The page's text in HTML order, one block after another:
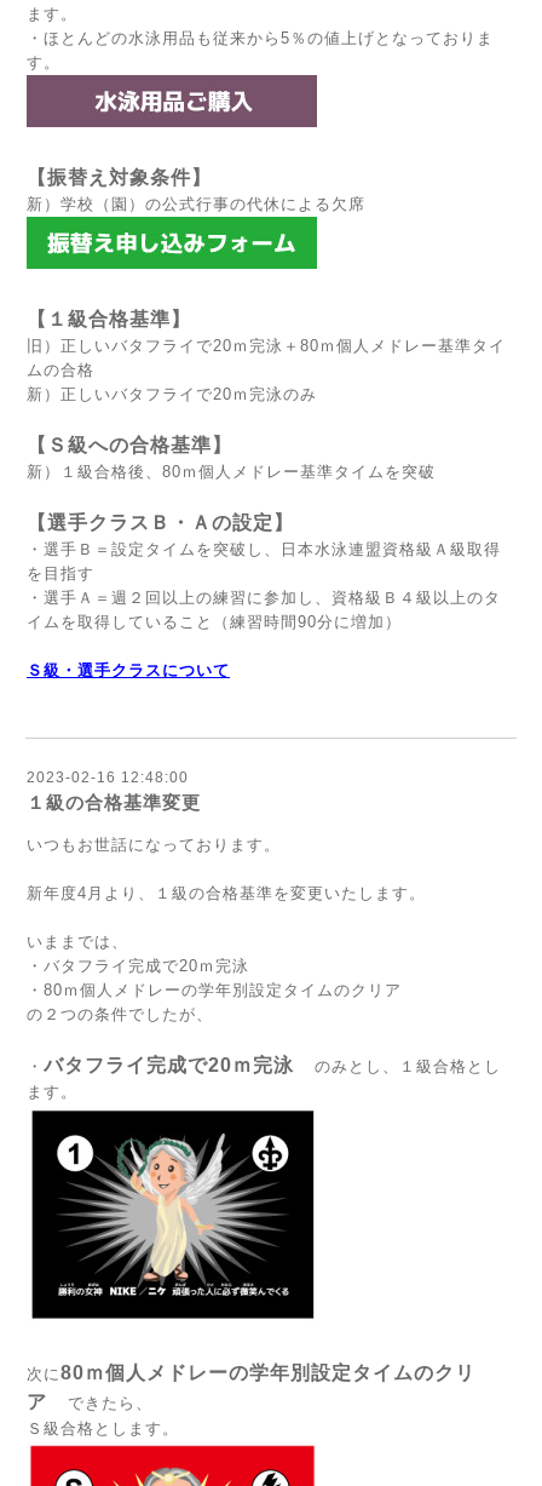
ます。
・ほとんどの水泳用品も従来から5％の値上げとなっておりま
す。
【振替え対象条件】
新）学校（園）の公式行事の代休による欠席
【１級合格基準】
旧）正しいバタフライで20ｍ完泳＋80ｍ個人メドレー基準タイ
ムの合格
新）正しいバタフライで20ｍ完泳のみ
【Ｓ級への合格基準】
新）１級合格後、80ｍ個人メドレー基準タイムを突破
【選手クラスＢ・Ａの設定】
・選手Ｂ＝設定タイムを突破し、日本水泳連盟資格級Ａ級取得
を目指す
・選手Ａ＝週２回以上の練習に参加し、資格級Ｂ４級以上のタ
イムを取得していること（練習時間90分に増加）
Ｓ級・選手クラスについて
2023-02-16 12:48:00
１級の合格基準変更
いつもお世話になっております。
新年度4月より、１級の合格基準を変更いたします。
いままでは、
・バタフライ完成で20ｍ完泳
・80ｍ個人メドレーの学年別設定タイムのクリア
の２つの条件でしたが、
・ バタフライ完成で20ｍ完泳 のみとし、１級合格とし
ます。
次に80ｍ個人メドレーの学年別設定タイムのクリ
ア
できたら、
Ｓ級合格とします。